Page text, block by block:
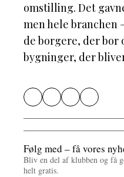
omstilling. Det
men hele branchen
de borgere, der bor
bygninger, der
Følg med – få vores
Bliv en del af klubben og få
helt gratis.